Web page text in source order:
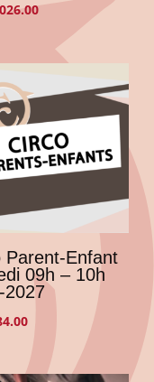
Parent-Enfant
09h – 10h
2027